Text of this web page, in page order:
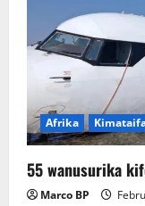
Afrika
55 wanusurika
Marco BP